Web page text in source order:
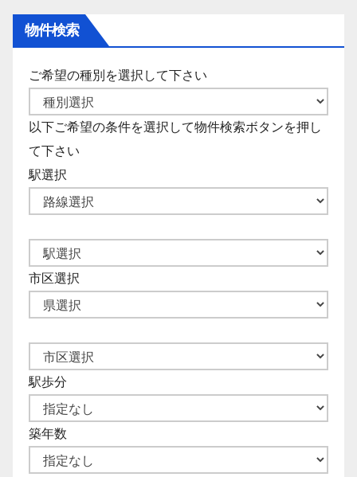
物件検索
ご希望の種別を選択して下さい
以下ご希望の条件を選択して物件検索ボタンを押し
て下さい
駅選択
市区選択
駅歩分
築年数